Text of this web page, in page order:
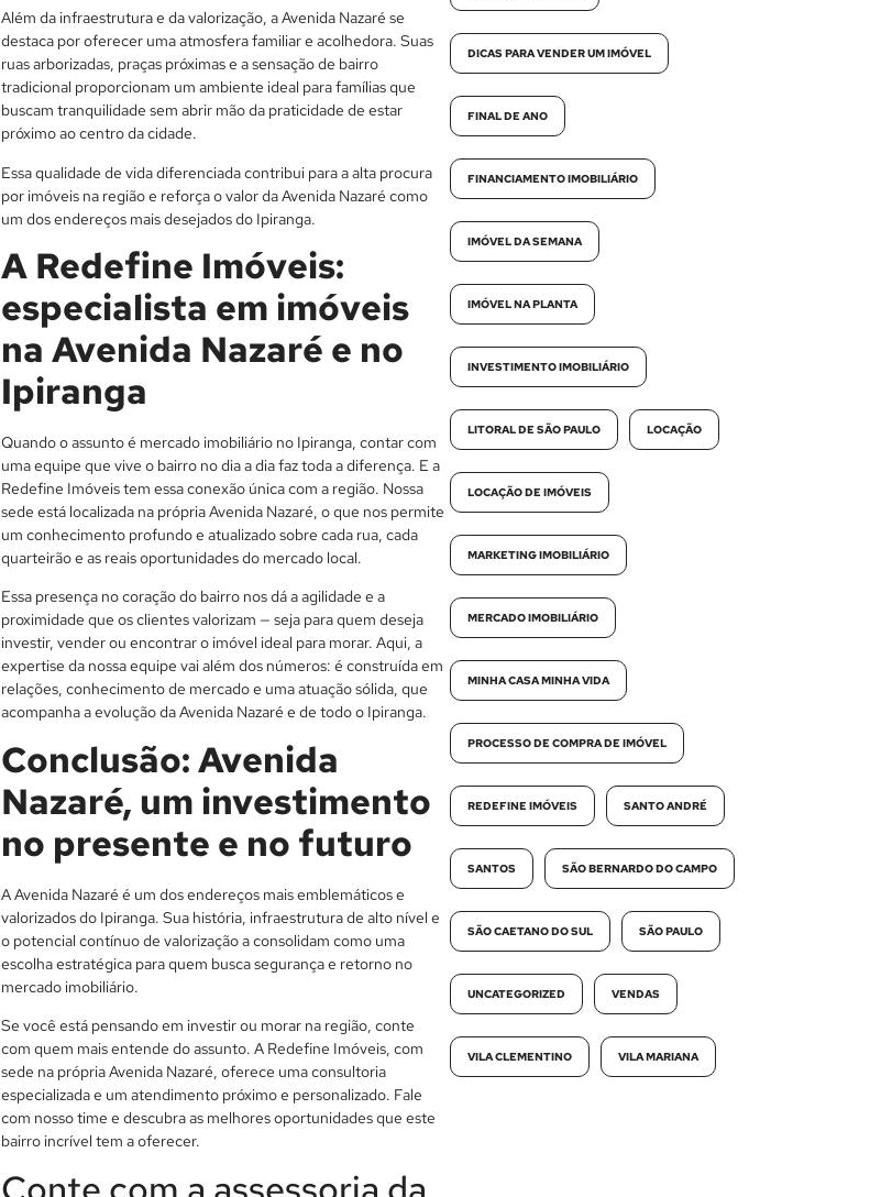
Além da infraestrutura e da valorização, a Avenida Nazaré se
destaca por oferecer uma atmosfera familiar e acolhedora. Suas
ruas arborizadas, praças próximas e a sensação de bairro
tradicional proporcionam um ambiente ideal para famílias que
buscam tranquilidade sem abrir mão da praticidade de estar
próximo ao centro da cidade.
Essa qualidade de vida diferenciada contribui para a alta procura
por imóveis na região e reforça o valor da Avenida Nazaré como
um dos endereços mais desejados do Ipiranga.
A Redefine Imóveis:
especialista em imóveis
na Avenida Nazaré e no
Ipiranga
Quando o assunto é mercado imobiliário no Ipiranga, contar com
uma equipe que vive o bairro no dia a dia faz toda a diferença. E a
Redefine Imóveis tem essa conexão única com a região. Nossa
sede está localizada na própria Avenida Nazaré, o que nos permite
um conhecimento profundo e atualizado sobre cada rua, cada
quarteirão e as reais oportunidades do mercado local.
Essa presença no coração do bairro nos dá a agilidade e a
proximidade que os clientes valorizam — seja para quem deseja
investir, vender ou encontrar o imóvel ideal para morar. Aqui, a
expertise da nossa equipe vai além dos números: é construída em
relações, conhecimento de mercado e uma atuação sólida, que
acompanha a evolução da Avenida Nazaré e de todo o Ipiranga.
Conclusão: Avenida
Nazaré, um investimento
no presente e no futuro
A Avenida Nazaré é um dos endereços mais emblemáticos e
valorizados do Ipiranga. Sua história, infraestrutura de alto nível e
o potencial contínuo de valorização a consolidam como uma
escolha estratégica para quem busca segurança e retorno no
mercado imobiliário.
Se você está pensando em investir ou morar na região, conte
com quem mais entende do assunto. A Redefine Imóveis, com
sede na própria Avenida Nazaré, oferece uma consultoria
especializada e um atendimento próximo e personalizado. Fale
com nosso time e descubra as melhores oportunidades que este
bairro incrível tem a oferecer.
DICAS PARA VENDER UM IMÓVEL
FINAL DE ANO
FINANCIAMENTO IMOBILIÁRIO
IMÓVEL DA SEMANA
IMÓVEL NA PLANTA
INVESTIMENTO IMOBILIÁRIO
LITORAL DE SÃO PAULO LOCAÇÃO
LOCAÇÃO DE IMÓVEIS
MARKETING IMOBILIÁRIO
MERCADO IMOBILIÁRIO
MINHA CASA MINHA VIDA
PROCESSO DE COMPRA DE IMÓVEL
REDEFINE IMÓVEIS SANTO ANDRÉ
SANTOS SÃO BERNARDO DO CAMPO
SÃO CAETANO DO SUL SÃO PAULO
UNCATEGORIZED VENDAS
VILA CLEMENTINO VILA MARIANA